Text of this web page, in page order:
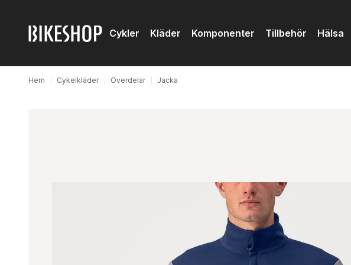
Cykler Kläder Komponenter Tillbehör Hälsa
Hem Cykelkläder Överdelar Jacka